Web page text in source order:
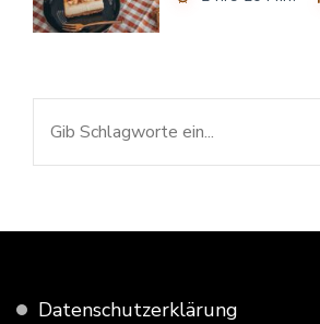
Datenschutzerklärung